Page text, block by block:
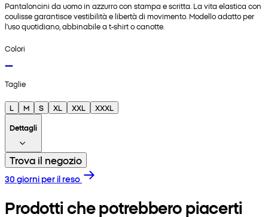
Pantaloncini da uomo in azzurro con stampa e scritta. La vita elastica con
coulisse garantisce vestibilità e libertà di movimento. Modello adatto per
l'uso quotidiano, abbinabile a t-shirt o canotte.
Colori
Taglie
L M S XL XXL
XXXL
Dettagli
Trova il negozio
30 giorni per il reso
Prodotti che potrebbero piacerti